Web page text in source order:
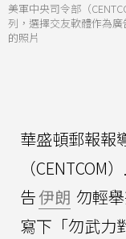
美軍中央司令部（
列，選擇交友軟體作為
的照片
華盛頓郵報報
（CENTCOM
告伊朗 勿輕
寫下「勿武力